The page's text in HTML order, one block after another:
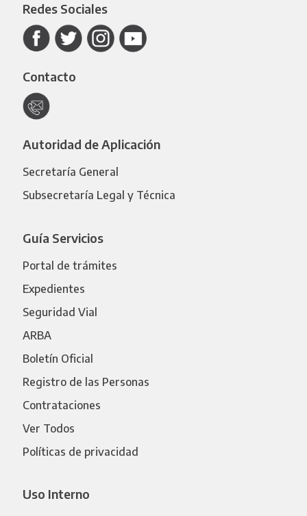
Redes Sociales
Contacto
Autoridad de Aplicación
Secretaría General
Subsecretaría Legal y Técnica
Guía Servicios
Portal de trámites
Expedientes
Seguridad Vial
ARBA
Boletín Oficial
Registro de las Personas
Contrataciones
Ver Todos
Políticas de privacidad
Uso Interno